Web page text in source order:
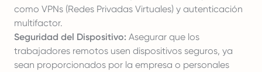
como VPNs (Redes Privadas Virtuales) y autenticación
multifactor.
Seguridad del Dispositivo: Asegurar que los
trabajadores remotos usen dispositivos seguros, ya
sean proporcionados por la empresa o personales